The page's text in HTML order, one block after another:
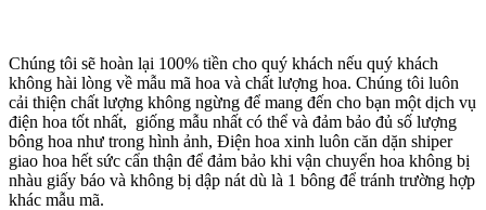
Chúng tôi sẽ hoàn lại 100% tiền cho quý khách nếu quý khách
không hài lòng về mẫu mã hoa và chất lượng hoa. Chúng tôi luôn
cải thiện chất lượng không ngừng để mang đến cho bạn một dịch vụ
điện hoa tốt nhất, giống mẫu nhất có thể và đảm bảo đủ số lượng
bông hoa như trong hình ảnh, Điện hoa xinh luôn căn dặn shiper
giao hoa hết sức cẩn thận để đảm bảo khi vận chuyển hoa không bị
nhàu giấy báo và không bị dập nát dù là 1 bông để tránh trường hợp
khác mẫu mã.